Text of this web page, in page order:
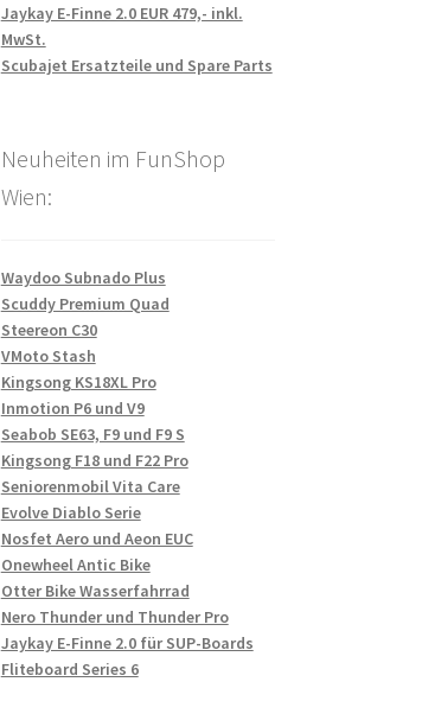
Jaykay E-Finne 2.0 EUR 479,- inkl.
MwSt.
Scubajet Ersatzteile und Spare Parts
Neuheiten im FunShop
Wien:
Waydoo Subnado Plus
Scuddy Premium Quad
Steereon C30
VMoto Stash
Kingsong KS18XL Pro
Inmotion P6 und V9
Seabob SE63, F9 und F9 S
Kingsong F18 und F22 Pro
Seniorenmobil Vita Care
Evolve Diablo Serie
Nosfet Aero und Aeon EUC
Onewheel Antic Bike
Otter Bike Wasserfahrrad
Nero Thunder und Thunder Pro
Jaykay E-Finne 2.0 für SUP-Boards
Fliteboard Series 6